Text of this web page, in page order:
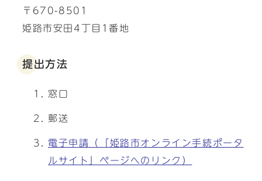
〒670-8501
姫路市安田4丁目1番地
提出方法
窓口
郵送
電子申請（「姫路市オンライン手続ポータ
ルサイト」ページへのリンク）